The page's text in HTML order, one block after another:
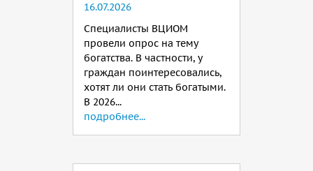
16.07.2026
Специалисты ВЦИОМ
провели опрос на тему
богатства. В частности, у
граждан поинтересовались,
хотят ли они стать богатыми.
В 2026...
подробнее...